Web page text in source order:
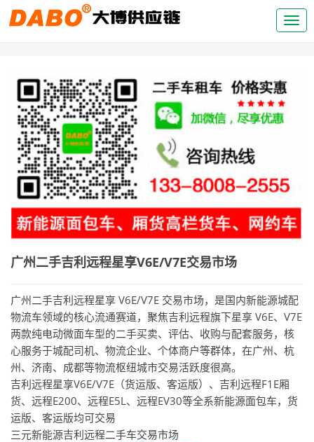
广州二手吉利远程星享V6E/V7E交易市场
广州二手吉利远程星享 V6E/V7E 交易市场，是国内新能源城配
物流车领域的核心流通赛道，聚焦吉利远程旗下星享 V6E、V7E
两款纯电动微面车型的二手买卖、评估、收购与配套服务，核
心服务于城配司机、物流企业、个体商户等群体，在广州、杭
州、济南、成都等物流枢纽城市交易活跃度很高。
吉利远程星享V6E/V7E（货运版、客运版）、吉利远程F1E厢
货、远程E200、远程E5L、远程EV30等全系新能源面包车，货
运版、客运版均可交易
三元新能源吉利远程二手车交易市场